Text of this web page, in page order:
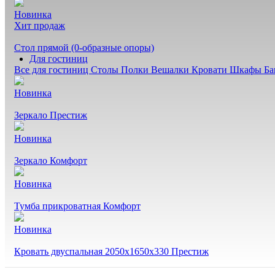
Новинка
Хит продаж
Стол прямой (0-образные опоры)
Для гостиниц
Все для гостиниц Столы Полки Вешалки Кровати Шкафы
Новинка
Зеркало Престиж
Новинка
Зеркало Комфорт
Новинка
Тумба прикроватная Комфорт
Новинка
Кровать двуспальная 2050х1650х330 Престиж